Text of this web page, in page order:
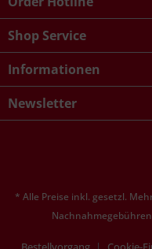
Shop Service
Informationen
Newsletter
* Alle Preise inkl. gesetzl.